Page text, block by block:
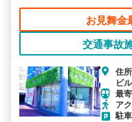
お見舞金
交通事故
住
ビ
最
ア
駐